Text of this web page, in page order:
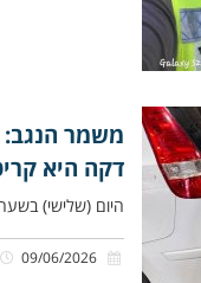
משמר הנגב:
דקה היא
היום (שלישי) בשעה 12:20, קיבל אחמ”ש מוקד דרום – יונתן קול, קריאה אודות כלבה שננעלה בשגגה ברכב, בבסיס משמר